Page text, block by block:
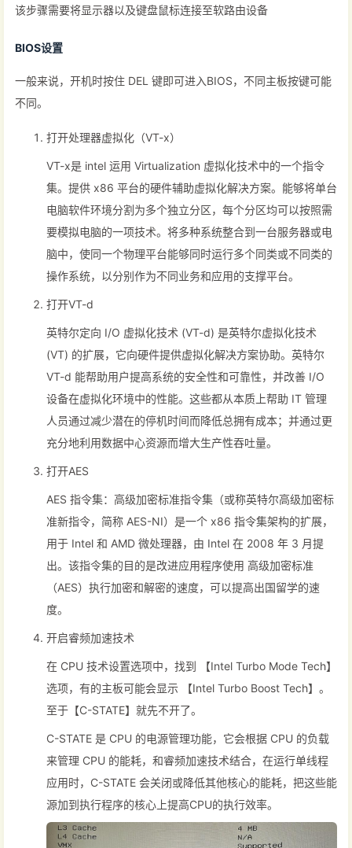
该步骤需要将显示器以及键盘鼠标连接至软路由设备
BIOS设置
一般来说，开机时按住 DEL 键即可进入BIOS，不同主板按键可能
不同。
打开处理器虚拟化（VT-x）
VT-x是 intel 运用 Virtualization 虚拟化技术中的一个指令
集。提供 x86 平台的硬件辅助虚拟化解决方案。能够将单台
电脑软件环境分割为多个独立分区，每个分区均可以按照需
要模拟电脑的一项技术。将多种系统整合到一台服务器或电
脑中，使同一个物理平台能够同时运行多个同类或不同类的
操作系统，以分别作为不同业务和应用的支撑平台。
打开VT-d
英特尔定向 I/O 虚拟化技术 (VT-d) 是英特尔虚拟化技术
(VT) 的扩展，它向硬件提供虚拟化解决方案协助。英特尔
VT-d 能帮助用户提高系统的安全性和可靠性，并改善 I/O
设备在虚拟化环境中的性能。这些都从本质上帮助 IT 管理
人员通过减少潜在的停机时间而降低总拥有成本；并通过更
充分地利用数据中心资源而增大生产性吞吐量。
打开AES
AES 指令集：高级加密标准指令集（或称英特尔高级加密标
准新指令，简称 AES-NI）是一个 x86 指令集架构的扩展，
用于 Intel 和 AMD 微处理器，由 Intel 在 2008 年 3 月提
出。该指令集的目的是改进应用程序使用 高级加密标准
（AES）执行加密和解密的速度，可以提高出国留学的速
度。
开启睿频加速技术
在 CPU 技术设置选项中，找到 【Intel Turbo Mode Tech】
选项，有的主板可能会显示 【Intel Turbo Boost Tech】。
至于【C-STATE】就先不开了。
C-STATE 是 CPU 的电源管理功能，它会根据 CPU 的负载
来管理 CPU 的能耗，和睿频加速技术结合，在运行单线程
应用时，C-STATE 会关闭或降低其他核心的能耗，把这些能
源加到执行程序的核心上提高CPU的执行效率。